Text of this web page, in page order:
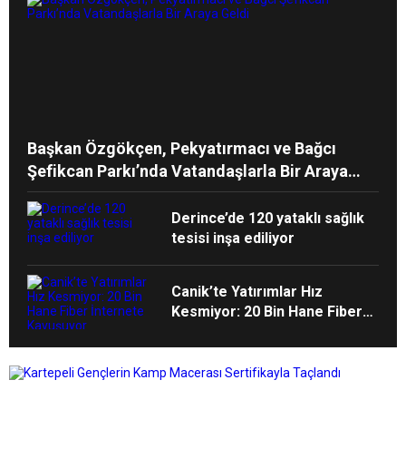
Başkan Özgökçen, Pekyatırmacı ve Bağcı
Şefikcan Parkı’nda Vatandaşlarla Bir Araya
Geldi
Derince’de 120 yataklı sağlık
tesisi inşa ediliyor
Canik’te Yatırımlar Hız
Kesmiyor: 20 Bin Hane Fiber